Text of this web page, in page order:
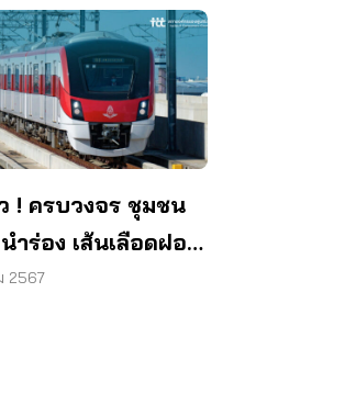
! ครบวงจร ชุมชน
ำร่อง เส้นเลือดฝอย
ถไฟฟ้าสีแดง
2567